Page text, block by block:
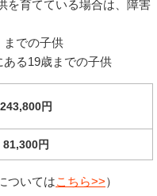
を育てている場合は、障害
までの子供
る19歳までの子供
円
81,300円
ついてはこちら>>）